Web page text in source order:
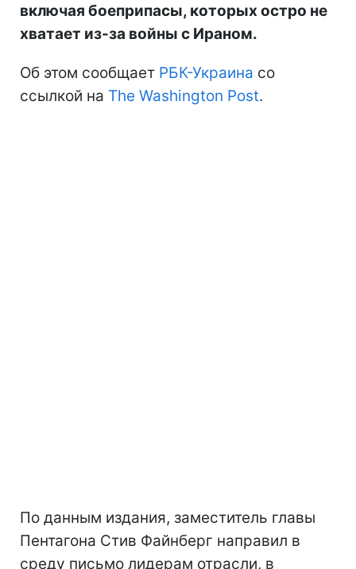
включая боеприпасы, которых остро не
хватает из-за войны с Ираном.
Об этом сообщает РБК-Украина со
ссылкой на The Washington Post.
По данным издания, заместитель главы
Пентагона Стив Файнберг направил в
среду письмо лидерам отрасли, в